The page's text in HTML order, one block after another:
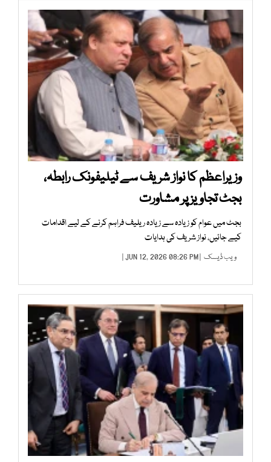
وزیراعظم کا نواز شریف سے ٹیلیفونک رابطہ،
بجٹ تجاویز پر مشاورت
بجٹ میں عوام کو زیادہ سے زیادہ ریلیف فراہم کرنے کے لیے اقدامات
کیے جائیں، نواز شریف کی ہدایات
ویب ڈیسک | JUN 12, 2026 08:26 PM |